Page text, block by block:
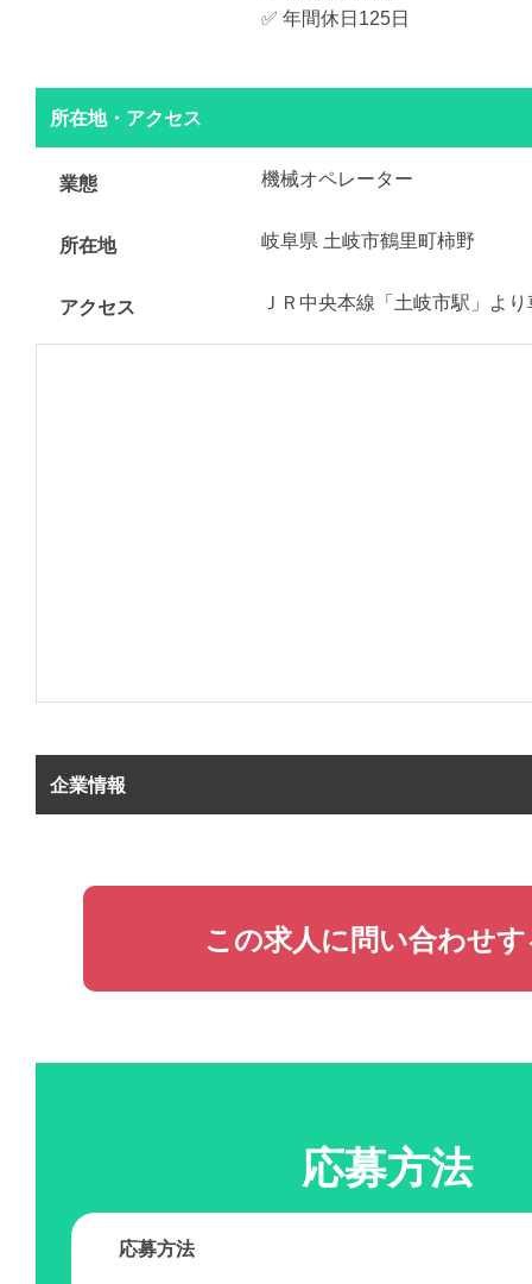
✅ 年間休日125日
所在地・アクセス
業態 機械オペレーター
所在地 岐阜県 土岐市鶴里町柿野
アクセス ＪＲ中央本線「土岐市駅」よ
企業情報
この求人に問い合わせ
応募方法
応募方法